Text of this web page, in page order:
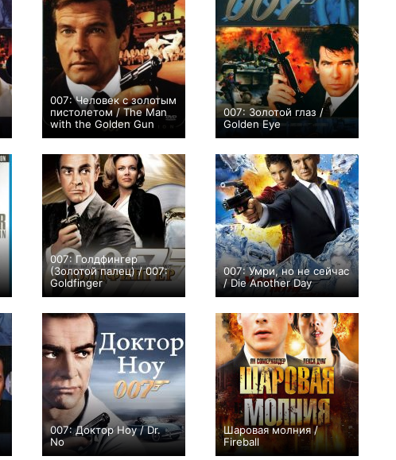
007: Человек с золотым
пистолетом / The Man
with the Golden Gun
+8
007: Золотой глаз /
Golden Eye
+13
007: Голдфингер
(Золотой палец) / 007:
Goldfinger
+17
007: Умри, но не сейчас
/ Die Another Day
0
007: Доктор Ноу / Dr.
No
+27
Шаровая молния /
Fireball
0